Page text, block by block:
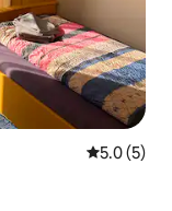
5.0 (5)